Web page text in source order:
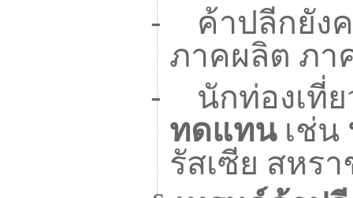
-
ค้าปลีกยัง
ภาคผลิต ภา
-
นักท่องเที่
ทดแทนเช่น
รัสเซีย สหร